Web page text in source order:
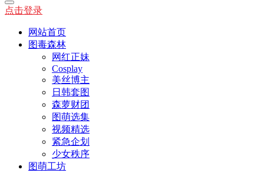
点击登录
网站首页
图毒森林
网红正妹
Cosplay
美丝博主
日韩套图
森萝财团
图萌选集
视频精选
紧急企划
少女秩序
图萌工坊